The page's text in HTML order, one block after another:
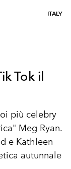
ITALY
Tok il
più celebry
Meg Ryan.
e Kathleen
autunnale